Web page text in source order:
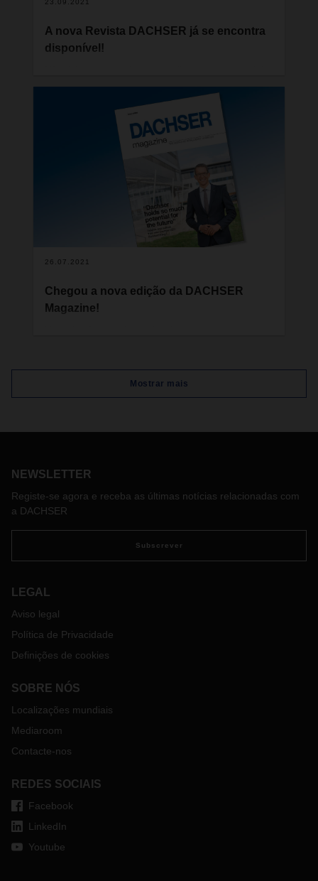
23.09.2021
A nova Revista DACHSER já se encontra
disponível!
relatar tão extensivamente as questões de
logística como nos últimos meses. A economia
global está a recuperar do impacto da pandemia e
a produção está de novo em pleno funcionamento
em muitos locais. Contudo, os artigos sobre
escassez de matérias-primas e produtos,
insuficiência de contentores e paletes, escassez
de motoristas e falta de espaço de carga em
transportes terrestres, marítimos e aéreos estão a
retardar esta recuperação.
26.07.2021
Chegou a nova edição da DACHSER
Magazine!
CEO da DACHSER, e representante de uma nova
Mostrar mais
NEWSLETTER
Registe-se agora e receba as últimas notícias relacionadas com
a DACHSER
Subscrever
LEGAL
Aviso legal
Política de Privacidade
Definições de cookies
SOBRE NÓS
Localizações mundiais
Mediaroom
Contacte-nos
REDES SOCIAIS
Facebook
LinkedIn
Youtube